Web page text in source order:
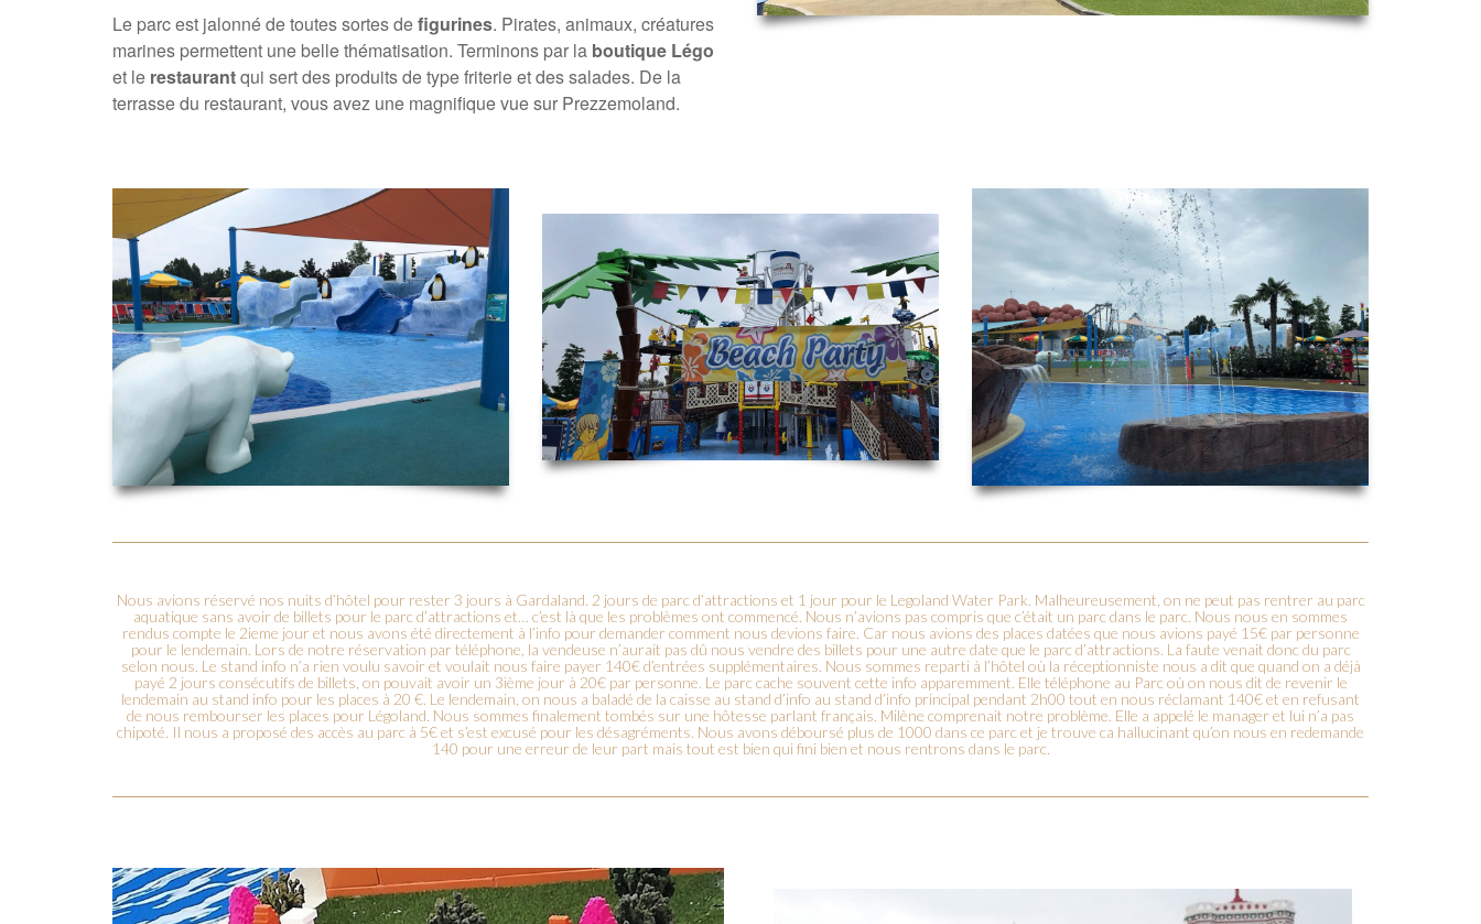
Le parc est jalonné de toutes sortes defigurines. Pirates, animaux, créatures
marines permettent une belle thématisation. Terminons par la boutique Légo
et le restaurantqui sert des produits de type friterie et des salades. De la
terrasse du restaurant, vous avez une magnifique vue sur Prezzemoland.
Nous avions réservé nos nuits d’hôtel pour rester 3 jours à Gardaland. 2 jours de parc d’attractions et 1 jour pour le Legoland Water Park. Malheureusement, on ne peut pas rentrer au parc
aquatique sans avoir de billets pour le parc d’attractions et… c’est là que les problèmes ont commencé. Nous n’avions pas compris que c’était un parc dans le parc. Nous nous en sommes
rendus compte le 2ieme jour et nous avons été directement à l’info pour demander comment nous devions faire. Car nous avions des places datées que nous avions payé 15€ par personne
pour le lendemain. Lors de notre réservation par téléphone, la vendeuse n’aurait pas dû nous vendre des billets pour une autre date que le parc d’attractions. La faute venait donc du parc
selon nous. Le stand info n’a rien voulu savoir et voulait nous faire payer 140€ d’entrées supplémentaires. Nous sommes reparti à l’hôtel où la réceptionniste nous a dit que quand on a déjà
payé 2 jours consécutifs de billets, on pouvait avoir un 3ième jour à 20€ par personne. Le parc cache souvent cette info apparemment. Elle téléphone au Parc où on nous dit de revenir le
lendemain au stand info pour les places à 20 €. Le lendemain, on nous a baladé de la caisse au stand d’info au stand d’info principal pendant 2h00 tout en nous réclamant 140€ et en refusant
de nous rembourser les places pour Légoland. Nous sommes finalement tombés sur une hôtesse parlant français. Milène comprenait notre problème. Elle a appelé le manager et lui n’a pas
chipoté. Il nous a proposé des accès au parc à 5€ et s’est excusé pour les désagréments. Nous avons déboursé plus de 1000 dans ce parc et je trouve ca hallucinant qu’on nous en redemande
140 pour une erreur de leur part mais tout est bien qui fini bien et nous rentrons dans le parc.